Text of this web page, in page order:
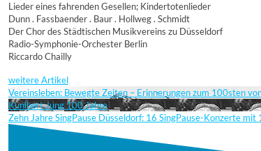
Lieder eines fahrenden Gesellen; Kindertotenlieder
Dunn . Fassbaender . Baur . Hollweg . Schmidt
Der Chor des Städtischen Musikvereins zu Düsseldorf
Radio-Symphonie-Orchester Berlin
Riccardo Chailly
weitere Artikel
Vereinsleben: Bewegte Zeiten – Erinnerungen zum 100sten
Kunibert Jung 100 Jahre
Zehn Jahre SingPause Düsseldorf: 16 SingPause-Konzerte